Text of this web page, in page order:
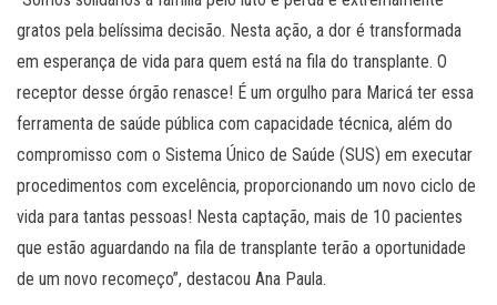
gratos pela belíssima decisão. Nesta ação, a dor é transformada
em esperança de vida para quem está na fila do transplante. O
receptor desse órgão renasce! É um orgulho para Maricá ter essa
ferramenta de saúde pública com capacidade técnica, além do
compromisso com o Sistema Único de Saúde (SUS) em executar
procedimentos com excelência, proporcionando um novo ciclo de
vida para tantas pessoas! Nesta captação, mais de 10 pacientes
que estão aguardando na fila de transplante terão a oportunidade
de um novo recomeço”, destacou Ana Paula.